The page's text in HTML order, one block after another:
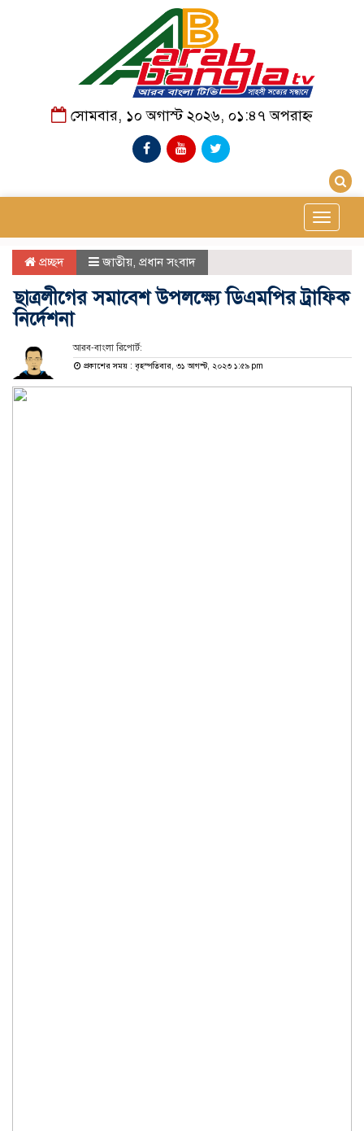
সোমবার, ১০ অগাস্ট ২০২৬, ০১:৪৭ অপরাহ্ন
Toggle
প্রচ্ছদ জাতীয়, প্রধান সংবাদ
ছাত্রলীগের সমাবেশ উপলক্ষ্যে ডিএমপির ট্রাফিক
নির্দেশনা
আরব-বাংলা রিপোর্ট:
প্রকাশের সময় : বৃহস্পতিবার, ৩১ আগস্ট, ২০২৩ ১:৫৯ pm